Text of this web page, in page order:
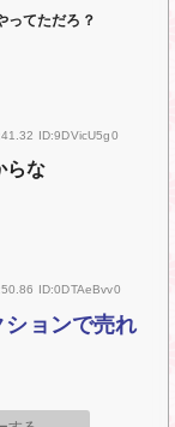
てただろ？
ID:9DVicU5g0
らな
ID:0DTAeBvv0
ョンで売れ